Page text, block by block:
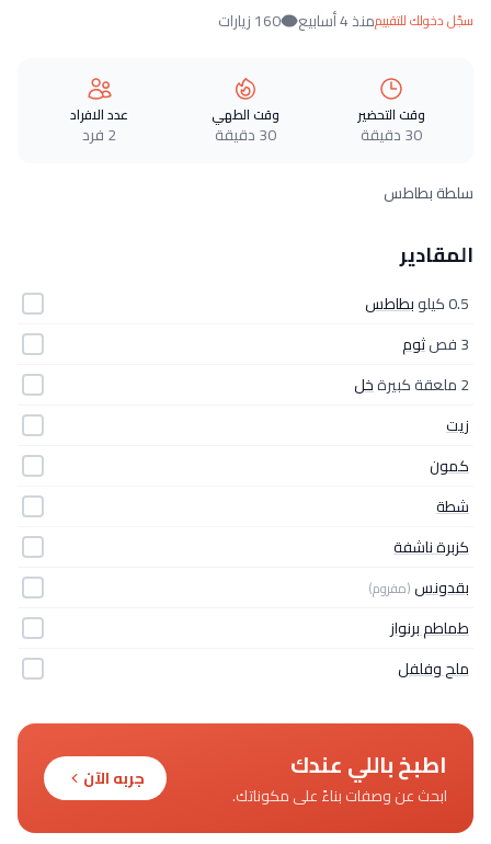
سجّل دخولك للتقييممنذ 4 أسابيع 160 زيارات
وقت التحضير
30 دقيقة
وقت الطهي
30 دقيقة
عدد الافراد
2 فرد
سلطة بطاطس
المقادير
0.5 كيلو
بطاطس
3 فص
ثوم
2 ملعقة كبيرة
خل
زيت
كمون
شطة
كزبرة ناشفة
بقدونس(مفروم)
طماطم برنواز
ملح وفلفل
اطبخ باللي عندك
ابحث عن وصفات بناءً على مكوناتك.
جربه الآن